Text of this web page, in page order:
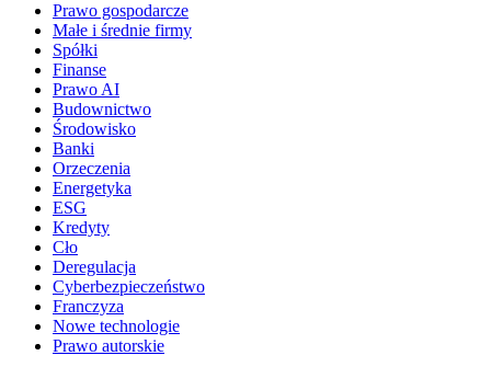
Prawo gospodarcze
Małe i średnie firmy
Spółki
Finanse
Prawo AI
Budownictwo
Środowisko
Banki
Orzeczenia
Energetyka
ESG
Kredyty
Cło
Deregulacja
Cyberbezpieczeństwo
Franczyza
Nowe technologie
Prawo autorskie